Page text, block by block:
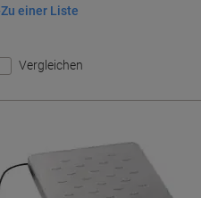
In den Warenkorb
Zu einer Liste
Vergleichen